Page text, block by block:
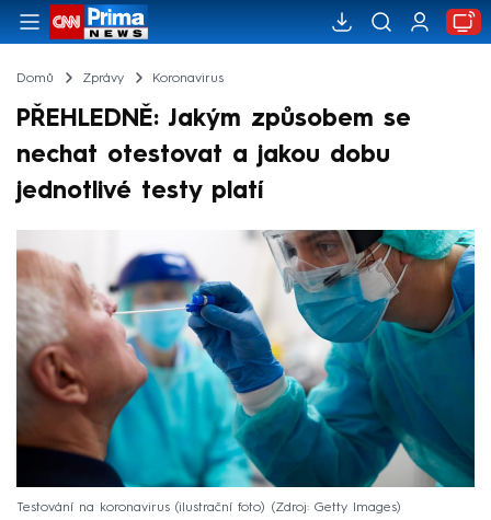
Domů Zprávy Koronavirus
PŘEHLEDNĚ: Jakým způsobem se
nechat otestovat a jakou dobu
jednotlivé testy platí
Testování na koronavirus (ilustrační foto) Zdroj: Getty Images